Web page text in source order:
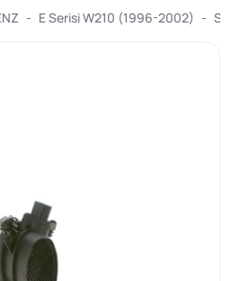
E Serisi W210 (1996-2002)